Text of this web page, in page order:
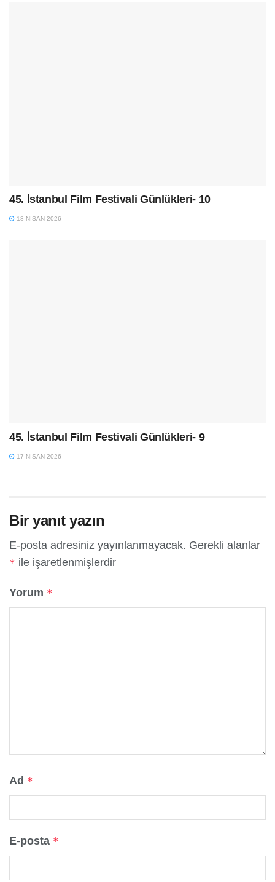
45. İstanbul Film Festivali Günlükleri- 10
18 NISAN 2026
45. İstanbul Film Festivali Günlükleri- 9
17 NISAN 2026
Bir yanıt yazın
E-posta adresiniz yayınlanmayacak. Gerekli alanlar
* ile işaretlenmişlerdir
Yorum *
Ad *
E-posta *